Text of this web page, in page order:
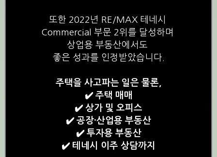
또한 2022년 RE/MAX 테네시
Commercial 부문 2위를 달성하며
상업용 부동산에서도
좋은 성과를 인정받았습니다.
주택을 사고파는 일은 물론,
✔️ 주택 매매
✔️ 상가 및 오피스
✔️ 공장·산업용 부동산
✔️ 투자용 부동산
✔️ 테네시 이주 상담까지